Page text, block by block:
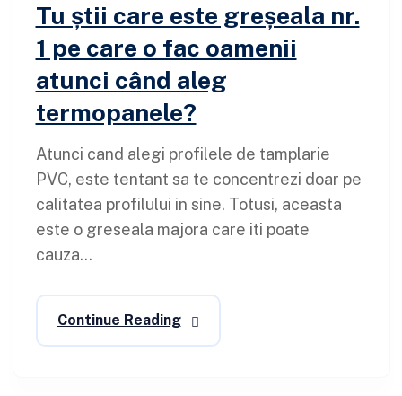
Tu știi care este greșeala nr.
1 pe care o fac oamenii
atunci când aleg
termopanele?
Atunci cand alegi profilele de tamplarie
PVC, este tentant sa te concentrezi doar pe
calitatea profilului in sine. Totusi, aceasta
este o greseala majora care iti poate
cauza...
Continue Reading